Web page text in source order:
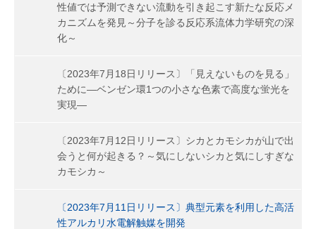
性値では予測できない流動を引き起こす新たな反応メ
カニズムを発見～分子を診る反応系流体力学研究の深
化～
〔2023年7月18日リリース〕「見えないものを見る」
ために―ベンゼン環1つの小さな色素で高度な蛍光を
実現―
〔2023年7月12日リリース〕シカとカモシカが山で出
会うと何が起きる？～気にしないシカと気にしすぎな
カモシカ～
〔2023年7月11日リリース〕典型元素を利用した高活
性アルカリ水電解触媒を開発